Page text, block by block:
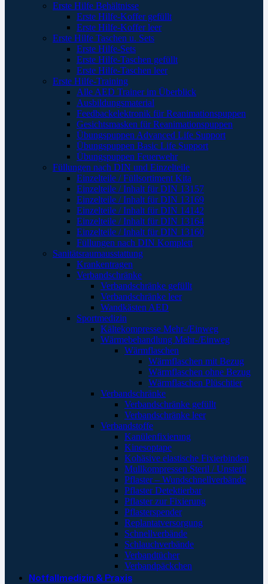
Erste Hilfe Behältnisse
Erste Hilfe-Koffer gefüllt
Erste Hilfe-Koffer leer
Erste Hilfe Taschen u. Sets
Erste Hilfe-Sets
Erste Hilfe-Taschen gefüllt
Erste Hilfe-Taschen leer
Erste Hilfe-Training
Alle AED Trainer im Überblick
Ausbildungsmaterial
Feedbackelektronik für Reanimationspuppen
Gesichtsmasken für Reanimationspuppen
Übungspuppen Advanced Life Support
Übungspuppen Basic Life Support
Übungspuppen Feuerwehr
Füllungen nach DIN und Einzelteile
Einzelteile / Füllsortiment Kita
Einzelteile / Inhalt für DIN 13157
Einzelteile / Inhalt für DIN 13169
Einzelteile / Inhalt für DIN 14142
Einzelteile / Inhalt für DIN 13164
Einzelteile / Inhalt für DIN 13160
Füllungen nach DIN Komplett
Sanitätsraumausstattung
Krankentragen
Verbandschränke
Verbandschränke gefüllt
Verbandschränke leer
Wandkästen AED
Sportmedizin
Kältekompresse Mehr-/Einweg
Wärmebehandlung Mehr-/Einweg
Wärmflaschen
Wärmflaschen mit Bezug
Wärmflaschen ohne Bezug
Wärmflaschen Plüschtier
Verbandschränke
Verbandschränke gefüllt
Verbandschränke leer
Verbandstoffe
Kanülenfixierung
Kinesoptape
Kohäsive elastische Fixierbinden
Mullkompressen Steril / Unsteril
Pflaster – Wundschnellverbände
Pflaster Detektierbar
Pflaster zur Fixierung
Pflasterspender
Replantatversorgung
Schnellverbände
Schlauchverbände
Verbandtücher
Verbandpäckchen
Notfallmedizin & Praxis